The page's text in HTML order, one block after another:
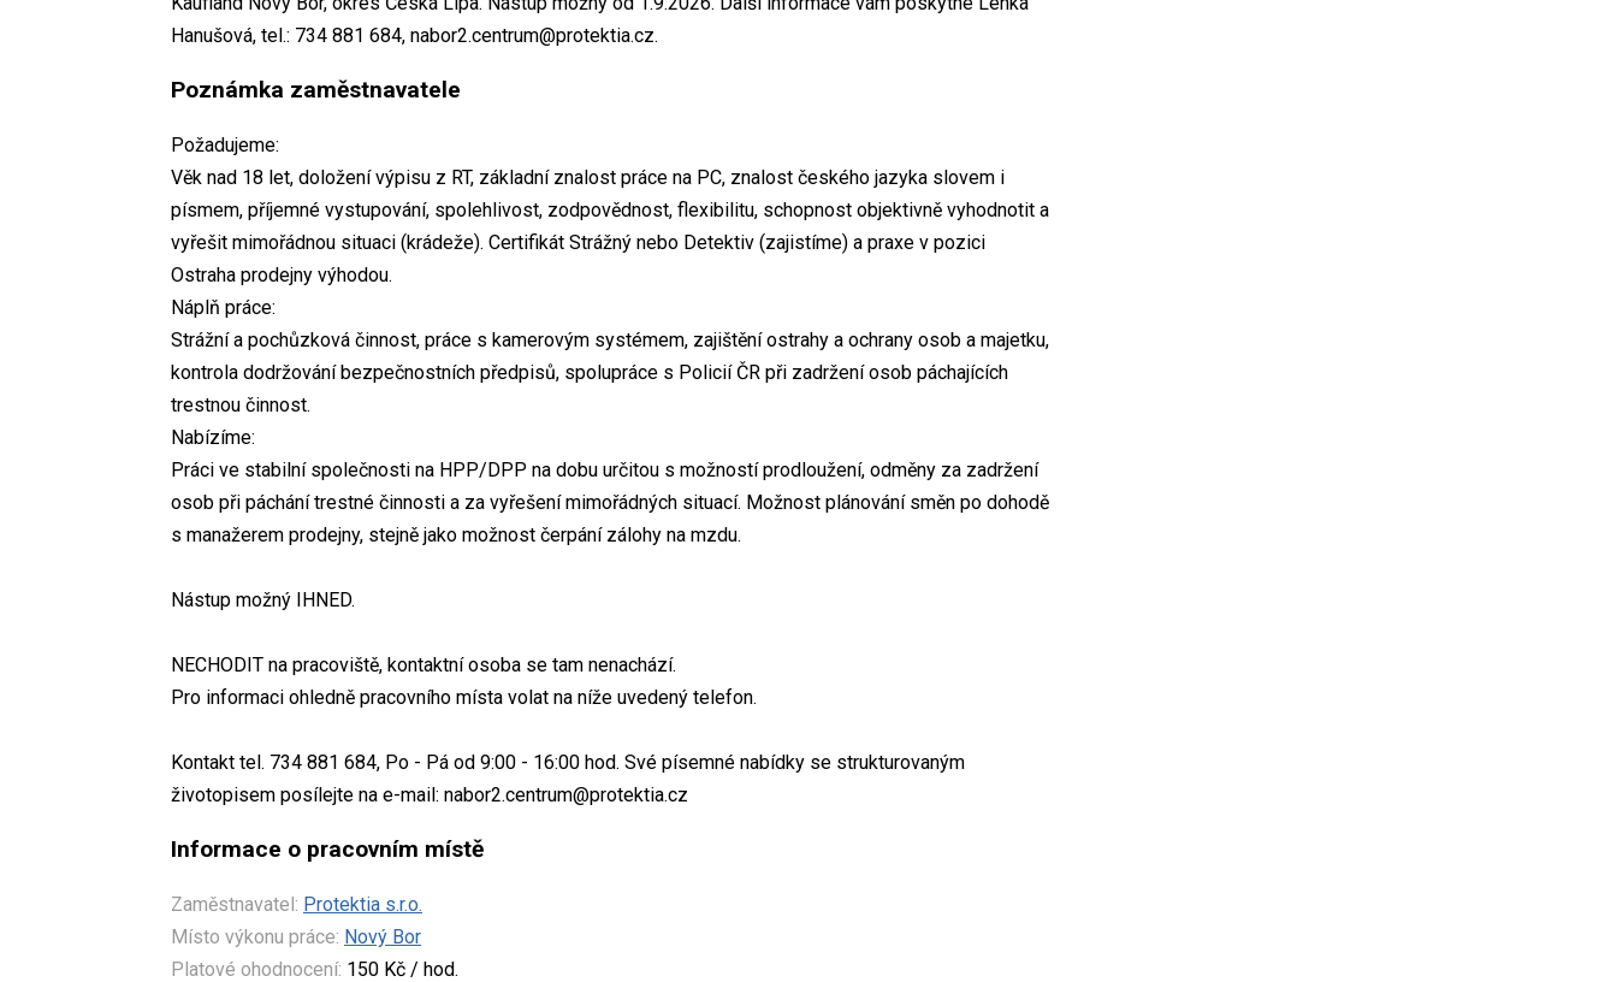
Hanušová, tel.: 734 881 684, nabor2.centrum@protektia.cz.
Poznámka zaměstnavatele
Požadujeme:
Věk nad 18 let, doložení výpisu z RT, základní znalost práce na PC, znalost českého jazyka slovem i
písmem, příjemné vystupování, spolehlivost, zodpovědnost, flexibilitu, schopnost objektivně vyhodnotit a
vyřešit mimořádnou situaci (krádeže). Certifikát Strážný nebo Detektiv (zajistíme) a praxe v pozici
Ostraha prodejny výhodou.
Náplň práce:
Strážní a pochůzková činnost, práce s kamerovým systémem, zajištění ostrahy a ochrany osob a majetku,
kontrola dodržování bezpečnostních předpisů, spolupráce s Policií ČR při zadržení osob páchajících
trestnou činnost.
Nabízíme:
Práci ve stabilní společnosti na HPP/DPP na dobu určitou s možností prodloužení, odměny za zadržení
osob při páchání trestné činnosti a za vyřešení mimořádných situací. Možnost plánování směn po dohodě
s manažerem prodejny, stejně jako možnost čerpání zálohy na mzdu.
Nástup možný IHNED.
NECHODIT na pracoviště, kontaktní osoba se tam nenachází.
Pro informaci ohledně pracovního místa volat na níže uvedený telefon.
Kontakt tel. 734 881 684, Po - Pá od 9:00 - 16:00 hod. Své písemné nabídky se strukturovaným
životopisem posílejte na e-mail: nabor2.centrum@protektia.cz
Informace o pracovním místě
Zaměstnavatel: Protektia s.r.o.
Místo výkonu práce: Nový Bor
Platové ohodnocení: 150 Kč / hod.